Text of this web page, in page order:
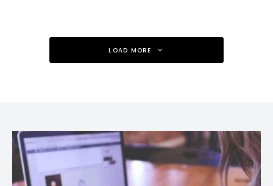
LOAD MORE